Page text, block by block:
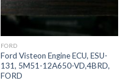
FORD
Ford Visteon Engine ECU, ESU-
131, 5M51-12A650-VD,4BRD,
FORD